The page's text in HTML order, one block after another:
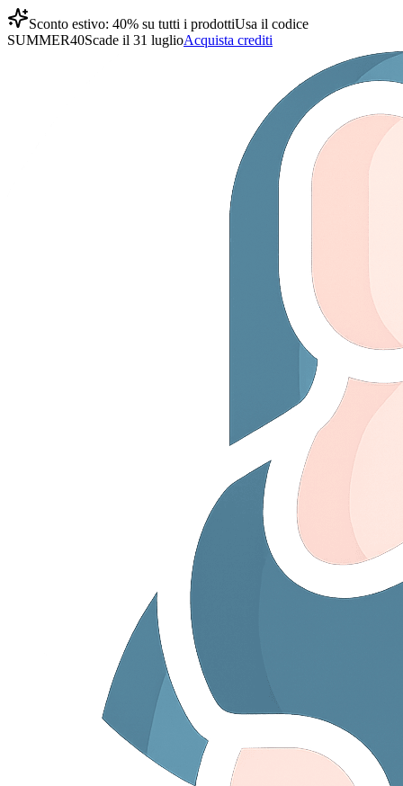
Sconto estivo: 40% su tutti i prodottiUsa il codice
SUMMER40Scade il 31 luglioAcquista crediti